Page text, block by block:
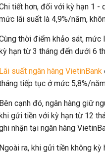
tiết hơn, đối với kỳ hạn 1 -
lãi suất là 4,9%/năm,
thời điểm khảo sát, mức
hạn từ 3 tháng đến dưới 6
Lãi suất ngân hàng VietinBank
tiếp tục ở mức 5,8%/
Bên cạnh đó, ngân hàng giữ
gửi tiền với kỳ hạn từ 12
nhận tại ngân hàng
Ngoài ra, khi gửi tiền không